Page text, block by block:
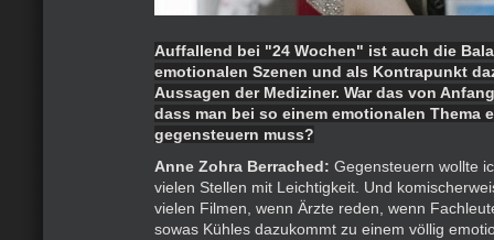
Auffallend bei "24 Wochen" ist auch die
emotionalen Szenen und als Kontrapunkt
Aussagen der Mediziner. War das von
dass man bei so einem emotionalen Thema
gegensteuern muss?
Anne Zohra Berrached: Gegensteuern wollte
vielen Stellen mit Leichtigkeit. Und
vielen Filmen, wenn Ärzte reden, wenn
sowas Kühles dazukommt zu einem völlig